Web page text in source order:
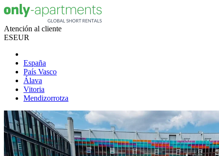
Atención al cliente
ESEUR
España
País Vasco
Álava
Vitoria
Mendizorrotza